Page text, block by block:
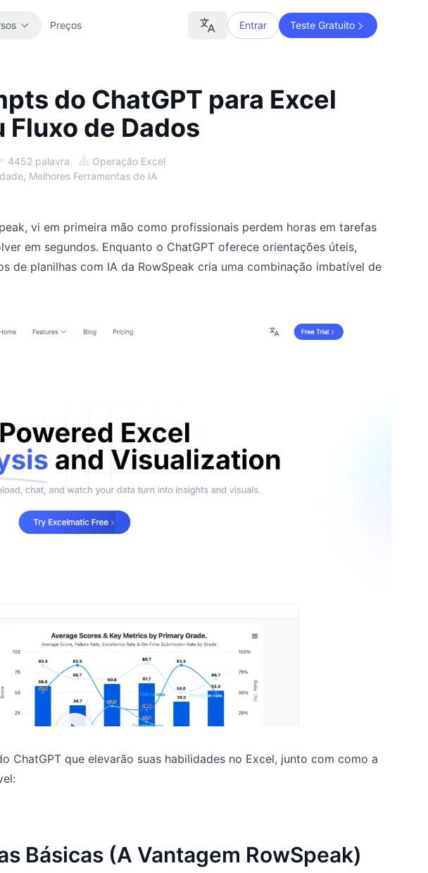
exemplos e
relatórios e
novos
Preços Entrar Teste Gratuito
do ChatGPT para Excel
Fluxo de Dados
4452 palavra
Operação Excel
, Melhores Ferramentas de IA
vi em primeira mão como profissionais perdem horas em tarefas
em segundos. Enquanto o ChatGPT oferece orientações úteis,
de planilhas com IA da RowSpeak cria uma combinação imbatível de
ChatGPT que elevarão suas habilidades no Excel, junto com como a
Básicas (A Vantagem RowSpeak)